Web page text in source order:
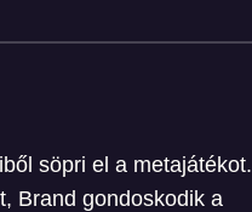
söpri el a metajátékot.
Brand gondoskodik a